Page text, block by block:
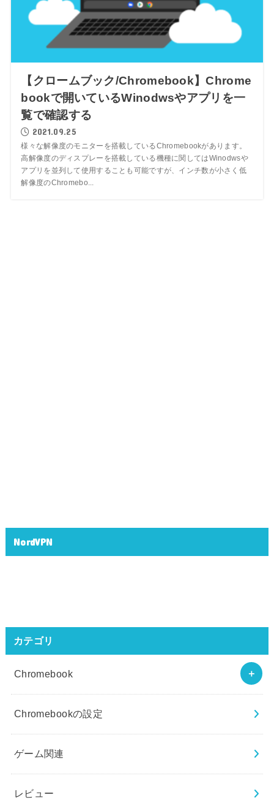
【クロームブック/Chromebook】Chrome
bookで開いているWinodwsやアプリを一
覧で確認する
2021.09.25
様々な解像度のモニターを搭載しているChromebookがあります。
高解像度のディスプレーを搭載している機種に関してはWinodwsや
アプリを並列して使用することも可能ですが、インチ数が小さく低
解像度のChromebo...
NordVPN
カテゴリ
Chromebook
Chromebookの設定
ゲーム関連
レビュー